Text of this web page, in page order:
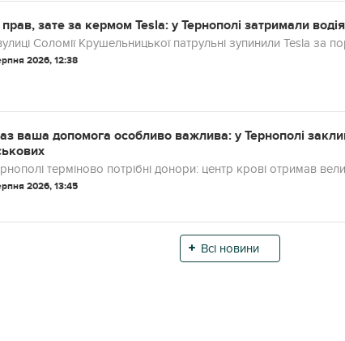
зате за кермом Tesla: у Тернополі затримали
Соломії Крушельницької патрульні зупинили Tesla за
2026, 12:38
ваша допомога особливо важлива: у Тернополі
терміново потрібні донори: центр крові отримав
2026, 13:45
Всі новини